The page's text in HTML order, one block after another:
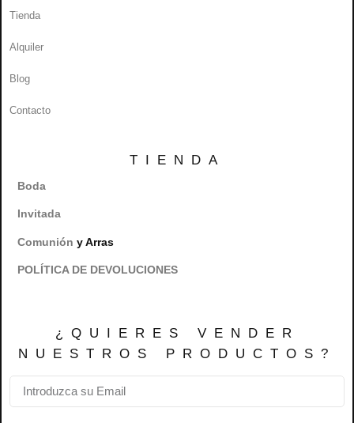
Tienda
Alquiler
Blog
Contacto
TIENDA
Boda
Invitada
Comunión y Arras
POLÍTICA DE DEVOLUCIONES
¿QUIERES VENDER
NUESTROS PRODUCTOS?